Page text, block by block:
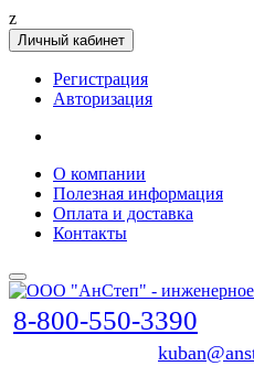
z
Личный кабинет
Регистрация
Авторизация
О компании
Полезная информация
Оплата и доставка
Контакты
8-800-550-3390